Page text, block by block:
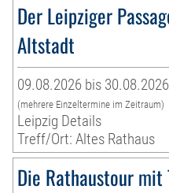
Der Leipziger
Altstadt
09.08.2026 bis 30.08.2026
(mehrere Einzeltermine im Zeitraum)
Leipzig Details
Treff/Ort: Altes Rathaus
Die Rathaustour mit